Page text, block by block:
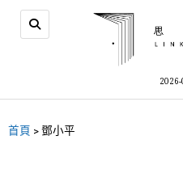
首頁 >鄧小平